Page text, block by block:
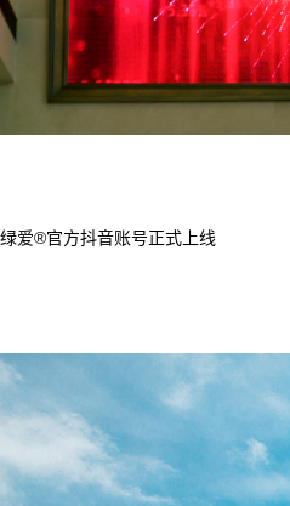
绿爱®官方抖音账号正式上线